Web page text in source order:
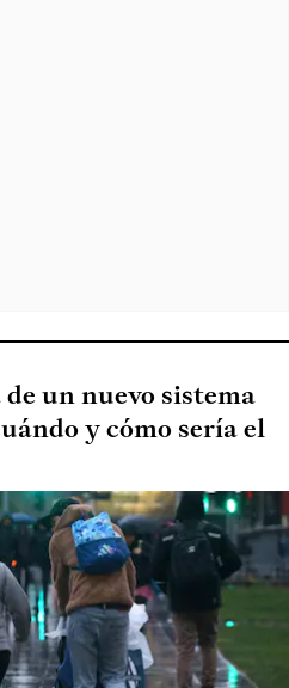
un nuevo sistema
y cómo sería el